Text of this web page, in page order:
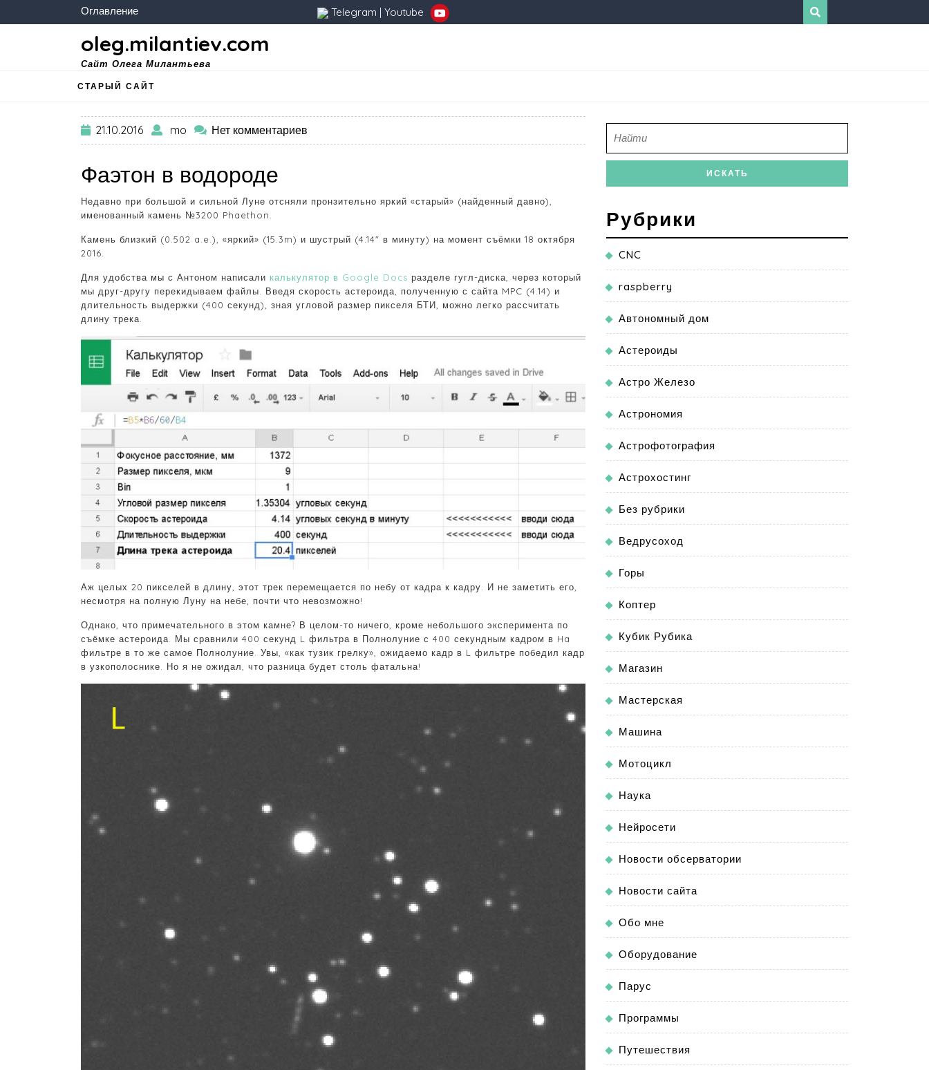
Оглавление Telegram | Youtube
oleg.milantiev.com
Сайт Олега Милантьева
СТАРЫЙ САЙТ
21.10.2016 mo Нет комментариев
Фаэтон в водороде
Недавно при большой и сильной Луне отсняли пронзительно яркий «старый» (найденный давно),
именованный камень №3200 Phaethon.
Камень близкий (0.502 a.e.), «яркий» (15.3m) и шустрый (4.14″ в минуту) на момент съёмки 18 октября
2016.
Для удобства мы с Антоном написали калькулятор в Google Docs разделе гугл-диска, через который
мы друг-другу перекидываем файлы. Введя скорость астероида, полученную с сайта MPC (4.14) и
длительность выдержки (400 секунд), зная угловой размер пикселя БТИ, можно легко рассчитать
длину трека.
Аж целых 20 пикселей в длину, этот трек перемещается по небу от кадра к кадру. И не заметить его,
несмотря на полную Луну на небе, почти что невозможно!
Однако, что примечательного в этом камне? В целом-то ничего, кроме небольшого эксперимента по
съёмке астероида. Мы сравнили 400 секунд L фильтра в Полнолуние с 400 секундным кадром в Ha
фильтре в то же самое Полнолуние. Увы, «как тузик грелку», ожидаемо кадр в L фильтре победил кадр
в узкополоснике. Но я не ожидал, что разница будет столь фатальна!
Рубрики
CNC
raspberry
Автономный дом
Астероиды
Астро Железо
Астрономия
Астрофотография
Астрохостинг
Без рубрики
Ведрусоход
Горы
Коптер
Кубик Рубика
Магазин
Мастерская
Машина
Мотоцикл
Наука
Нейросети
Новости обсерватории
Новости сайта
Обо мне
Оборудование
Парус
Программы
Путешествия